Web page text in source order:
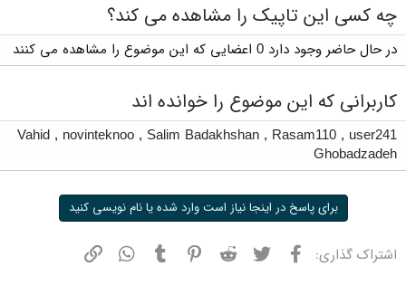
چه کسی این تاپیک را مشاهده می کند؟
در حال حاضر وجود دارد 0 اعضایی که این موضوع را مشاهده می کنند
کاربرانی که این موضوع را خوانده اند
user241
,
Rasam110
,
Salim Badakhshan
,
novinteknoo
,
Vahid
Ghobadzadeh
برای پاسخ در اینجا نیاز است وارد شده یا نام نویسی کنید
اشتراک گذاری: فیسبوک توییتر ردیت پینترستتامبلر واتسپ